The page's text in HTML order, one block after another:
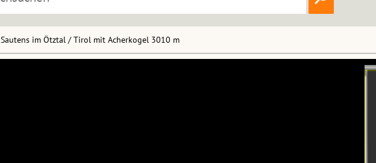
Sautens im Ötztal / Tirol mit Acherkogel 3010 m